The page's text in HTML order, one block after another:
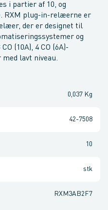
i partier af 10, og
RXM plug-in-relæerne er
der er designet til
og
(10A), 4 CO (6A)-
med lavt niveau.
0,037 Kg
42-7508
10
stk
RXM3AB2F7